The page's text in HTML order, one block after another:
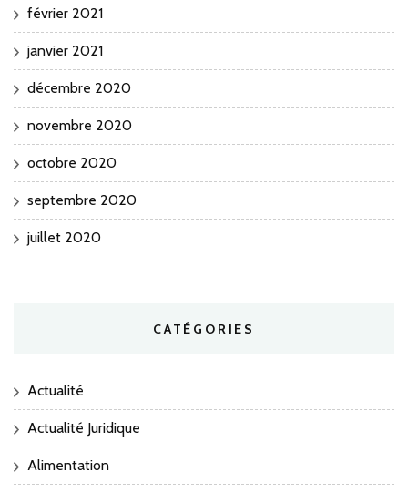
février 2021
janvier 2021
décembre 2020
novembre 2020
octobre 2020
septembre 2020
juillet 2020
CATÉGORIES
Actualité
Actualité Juridique
Alimentation